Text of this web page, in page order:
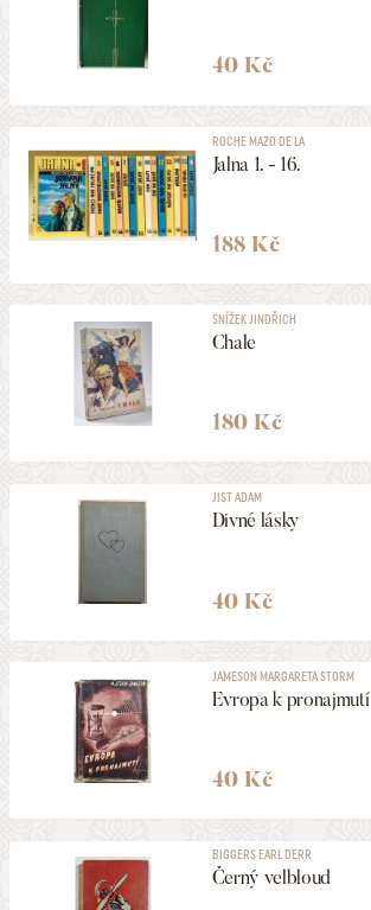
40 Kč
ROCHE MAZO DE LA
Jalna 1. - 16.
188 Kč
SNÍŽEK JINDŘICH
Chale
180 Kč
JIST ADAM
Divné lásky
40 Kč
JAMESON MARGARETA STORM
Evropa k pronajmutí
40 Kč
BIGGERS EARL DERR
Černý velbloud